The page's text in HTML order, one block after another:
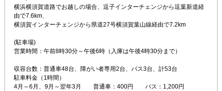
横浜横須賀道路でお越しの場合、逗子インターチェンジから逗葉新道経
由で7.6km、
横須賀インターチェンジから県道27号横須賀葉山線経由で7.2km
(駐車場)
営業時間：午前8時30分～午後6時（入庫は午後4時30分まで）
収容台数：普通車48台、障がい者専用2台、バス3台、計53台
駐車料金（1時間）
4月～6月、9月～翌年3月　　普通車：400円　　バス：1,200円